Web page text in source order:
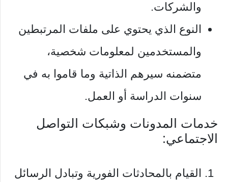
والشركات.
النوع الذي يحتوي على ملفات المرتبطين
والمستخدمين لمعلومات شخصية،
متضمنه سيرهم الذاتية وما قاموا به في
سنوات الدراسة أو العمل.
خدمات المدونات وشبكات التواصل
الاجتماعي:
القيام بالمحادثات الفورية وتبادل الرسائل